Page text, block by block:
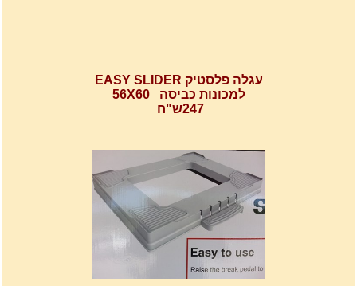
למכונות כביסה 56X60
247ש"ח